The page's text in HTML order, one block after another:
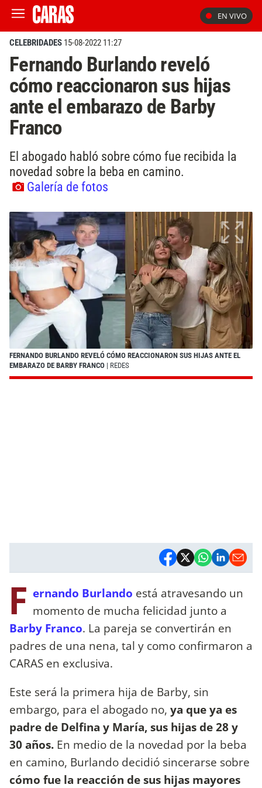
EN VIVO
CELEBRIDADES 15-08-2022 11:27
Fernando Burlando reveló
cómo reaccionaron sus hijas
ante el embarazo de Barby
Franco
El abogado habló sobre cómo fue recibida la
novedad sobre la beba en camino.
Galería de fotos
FERNANDO BURLANDO REVELÓ CÓMO REACCIONARON SUS HIJAS ANTE EL
EMBARAZO DE BARBY FRANCO | REDES
F ernando Burlando está atravesando un
momento de mucha felicidad junto a
Barby Franco. La pareja se convertirán en
padres de una nena, tal y como confirmaron a
CARAS en exclusiva.
Este será la primera hija de Barby, sin
embargo, para el abogado no, ya que ya es
padre de Delfina y María, sus hijas de 28 y
30 años. En medio de la novedad por la beba
en camino, Burlando decidió sincerarse sobre
cómo fue la reacción de sus hijas mayores